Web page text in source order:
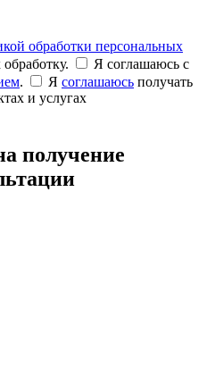
обработки персональных
Я соглашаюсь c
. Я соглашаюсь получать
и услугах
получение